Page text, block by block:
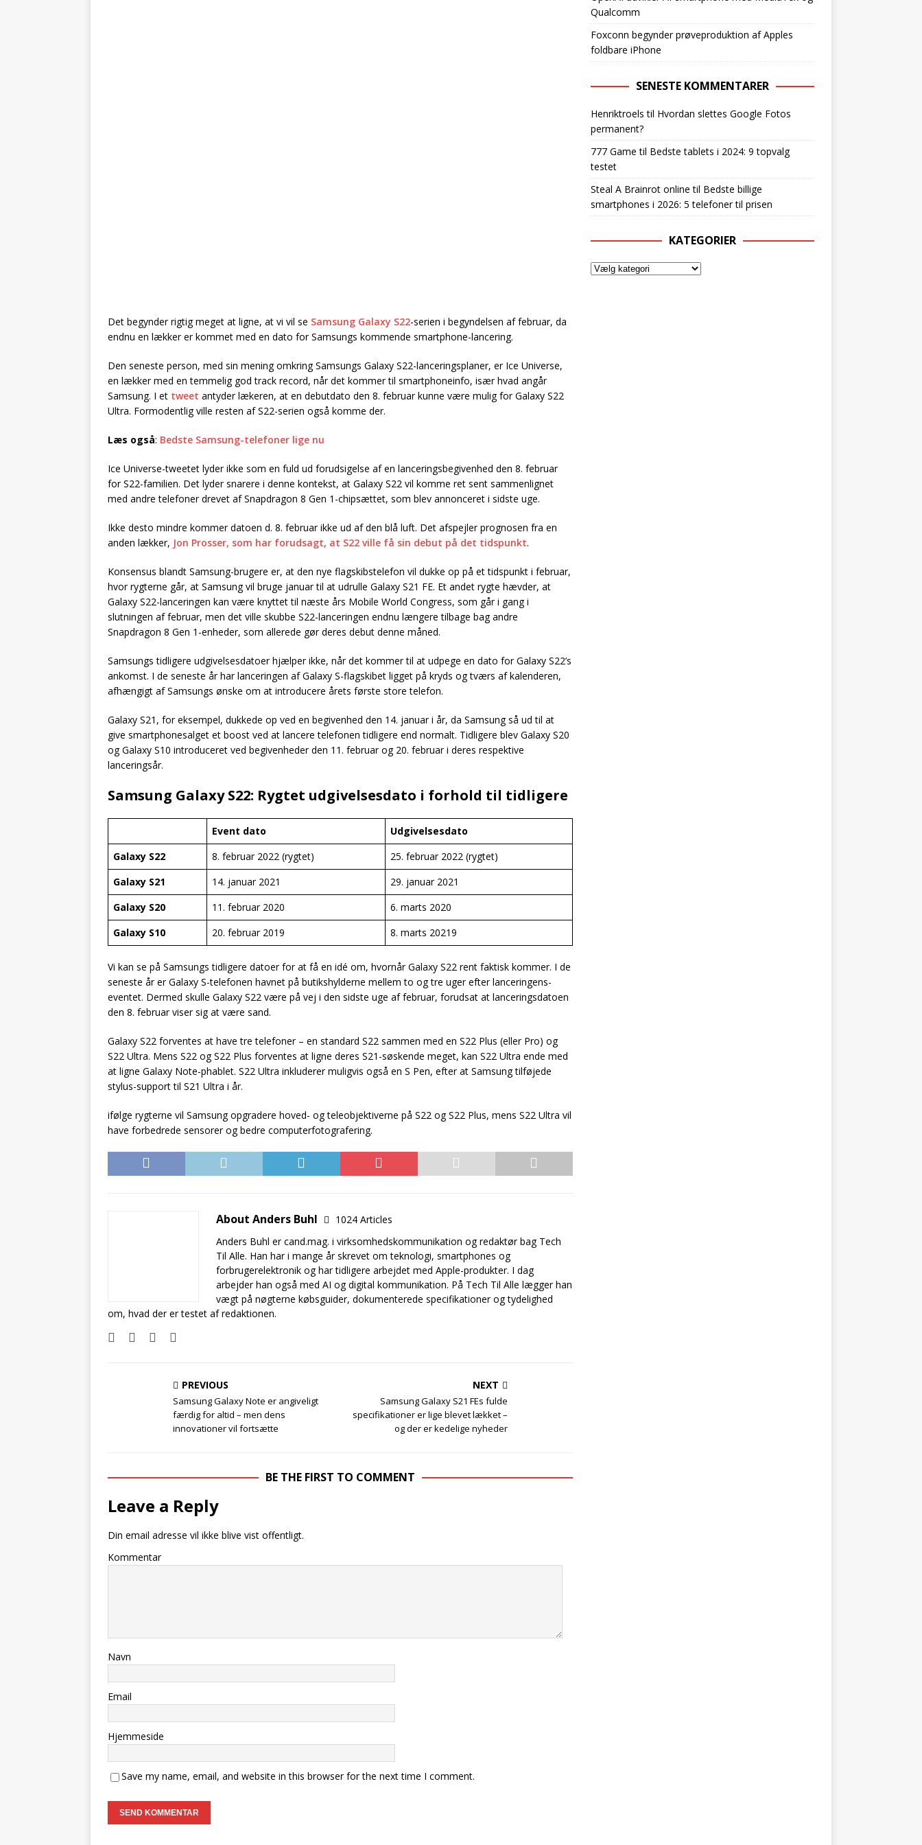
Det begynder rigtig meget at ligne, at vi vil se Samsung Galaxy S22-serien i begyndelsen af februar, da
endnu en lækker er kommet med en dato for Samsungs kommende smartphone-lancering.
Den seneste person, med sin mening omkring Samsungs Galaxy S22-lanceringsplaner, er Ice Universe,
en lækker med en temmelig god track record, når det kommer til smartphoneinfo, især hvad angår
Samsung. I et tweet antyder lækeren, at en debutdato den 8. februar kunne være mulig for Galaxy S22
Ultra. Formodentlig ville resten af S22-serien også komme der.
Læs også: Bedste Samsung-telefoner lige nu
Ice Universe-tweetet lyder ikke som en fuld ud forudsigelse af en lanceringsbegivenhed den 8. februar
for S22-familien. Det lyder snarere i denne kontekst, at Galaxy S22 vil komme ret sent sammenlignet
med andre telefoner drevet af Snapdragon 8 Gen 1-chipsættet, som blev annonceret i sidste uge.
Ikke desto mindre kommer datoen d. 8. februar ikke ud af den blå luft. Det afspejler prognosen fra en
anden lækker, Jon Prosser, som har forudsagt, at S22 ville få sin debut på det tidspunkt.
Konsensus blandt Samsung-brugere er, at den nye flagskibstelefon vil dukke op på et tidspunkt i februar,
hvor rygterne går, at Samsung vil bruge januar til at udrulle Galaxy S21 FE. Et andet rygte hævder, at
Galaxy S22-lanceringen kan være knyttet til næste års Mobile World Congress, som går i gang i
slutningen af februar, men det ville skubbe S22-lanceringen endnu længere tilbage bag andre
Snapdragon 8 Gen 1-enheder, som allerede gør deres debut denne måned.
Samsungs tidligere udgivelsesdatoer hjælper ikke, når det kommer til at udpege en dato for Galaxy S22’s
ankomst. I de seneste år har lanceringen af Galaxy S-flagskibet ligget på kryds og tværs af kalenderen,
afhængigt af Samsungs ønske om at introducere årets første store telefon.
Galaxy S21, for eksempel, dukkede op ved en begivenhed den 14. januar i år, da Samsung så ud til at
give smartphonesalget et boost ved at lancere telefonen tidligere end normalt. Tidligere blev Galaxy S20
og Galaxy S10 introduceret ved begivenheder den 11. februar og 20. februar i deres respektive
lanceringsår.
Samsung Galaxy S22: Rygtet udgivelsesdato i forhold til tidligere
Event dato
Udgivelsesdato
Galaxy S22
8. februar 2022 (rygtet)
25. februar 2022 (rygtet)
Galaxy S21
14. januar 2021
29. januar 2021
Galaxy S20
11. februar 2020
6. marts 2020
Galaxy S10
20. februar 2019 8. marts 20219
Vi kan se på Samsungs tidligere datoer for at få en idé om, hvornår Galaxy S22 rent faktisk kommer. I de
seneste år er Galaxy S-telefonen havnet på butikshylderne mellem to og tre uger efter lanceringens-
eventet. Dermed skulle Galaxy S22 være på vej i den sidste uge af februar, forudsat at lanceringsdatoen
den 8. februar viser sig at være sand.
Galaxy S22 forventes at have tre telefoner – en standard S22 sammen med en S22 Plus (eller Pro) og
S22 Ultra. Mens S22 og S22 Plus forventes at ligne deres S21-søskende meget, kan S22 Ultra ende med
at ligne Galaxy Note-phablet. S22 Ultra inkluderer muligvis også en S Pen, efter at Samsung tilføjede
stylus-support til S21 Ultra i år.
ifølge rygterne vil Samsung opgradere hoved- og teleobjektiverne på S22 og S22 Plus, mens S22 Ultra vil
have forbedrede sensorer og bedre computerfotografering.
About Anders Buhl
1024 Articles
Anders Buhl er cand.mag. i virksomhedskommunikation og redaktør bag Tech
Til Alle. Han har i mange år skrevet om teknologi, smartphones og
forbrugerelektronik og har tidligere arbejdet med Apple-produkter. I dag
arbejder han også med AI og digital kommunikation. På Tech Til Alle lægger han
vægt på nøgterne købsguider, dokumenterede specifikationer og tydelighed
om, hvad der er testet af redaktionen.
PREVIOUS
Samsung Galaxy Note er angiveligt
færdig for altid – men dens
innovationer vil fortsætte
NEXT
Samsung Galaxy S21 FEs fulde
specifikationer er lige blevet lækket –
og der er kedelige nyheder
BE THE FIRST TO COMMENT
Leave a Reply
Din email adresse vil ikke blive vist offentligt.
Kommentar
Navn
Email
Hjemmeside
Save my name, email, and website in this browser for the next time I comment.
Qualcomm
Foxconn begynder prøveproduktion af Apples
foldbare iPhone
SENESTE KOMMENTARER
Henriktroels til Hvordan slettes Google Fotos
permanent?
777 Game til Bedste tablets i 2024: 9 topvalg
testet
Steal A Brainrot online til Bedste billige
smartphones i 2026: 5 telefoner til prisen
KATEGORIER